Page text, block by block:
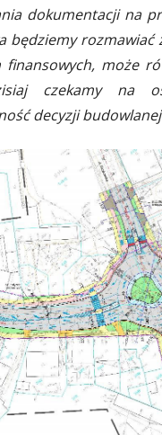
dokumentacji na
będziemy
finansowych, może
czekamy na
decyzji budowlanej